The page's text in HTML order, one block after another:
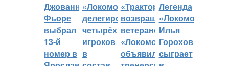
Джованни
Фьоре
выбрал
13-й
номер в
«Локомотив»
делегировал
четырёх
игроков
в
«Трактор»
возвращает
ветеранов,
«Локомотив»
объявил
Легенда
«Локомотива»
Илья
Горохов
сыграет